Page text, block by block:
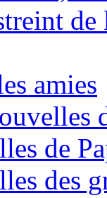
amies
de
des